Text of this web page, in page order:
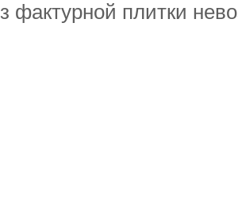
фактурной плитки